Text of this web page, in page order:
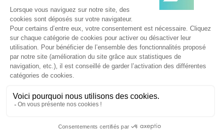
D'ADTECH,
D'EVENEMENTS,
D'INNOVATIONS, MEDIA,
MARKETING...
JE DÉCOUVRE LES NEWSLETTERS MINTED !